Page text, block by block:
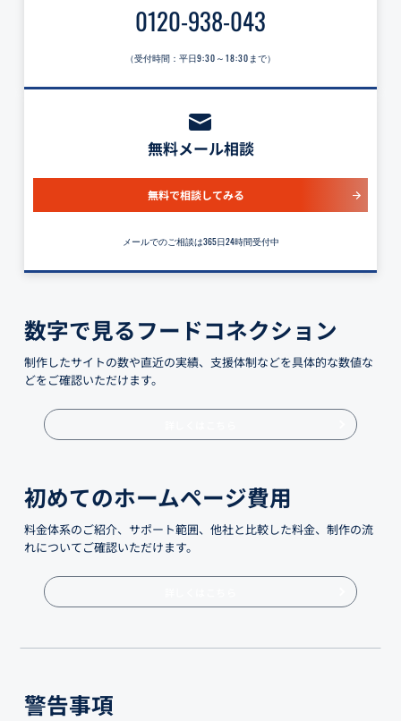
0120-938-043
（受付時間：平日9:30～18:30 まで）
無料メール相談
無料で相談してみる
メールでのご相談は365日24時間受付中
数字で見るフードコネクション
制作したサイトの数や直近の実績、支援体制などを具体的な数値な
どをご確認いただけます。
初めてのホームページ費用
料金体系のご紹介、サポート範囲、他社と比較した料金、制作の流
れについてご確認いただけます。
警告事項